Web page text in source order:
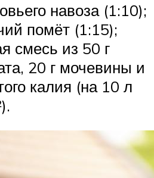
навоза (1:10);
помёт (1:15);
смесь из 50 г
20 г мочевины и
калия (на 10 л